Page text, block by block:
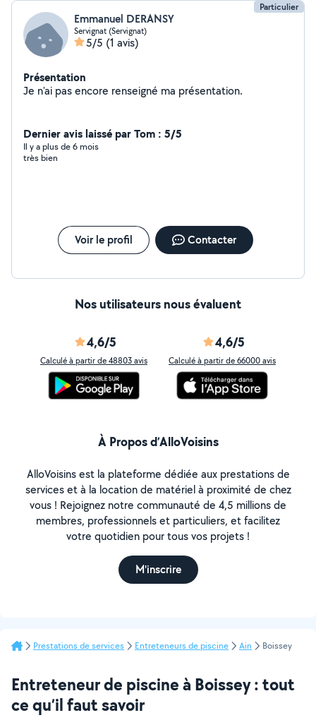
Particulier
Emmanuel DERANSY
Servignat (Servignat)
5/5 (1 avis)
Présentation
Je n'ai pas encore renseigné ma présentation.
Dernier avis laissé par Tom : 5/5
Il y a plus de 6 mois
très bien
Voir le profil Contacter
Nos utilisateurs nous évaluent
4,6/5
Calculé à partir de 48803 avis
4,6/5
Calculé à partir de 66000 avis
À Propos d’AlloVoisins
AlloVoisins est la plateforme dédiée aux prestations de
services et à la location de matériel à proximité de chez
vous ! Rejoignez notre communauté de 4,5 millions de
membres, professionnels et particuliers, et facilitez
votre quotidien pour tous vos projets !
M'inscrire
Prestations de services Entreteneurs de piscine Ain Boissey
Entreteneur de piscine à Boissey : tout
ce qu’il faut savoir